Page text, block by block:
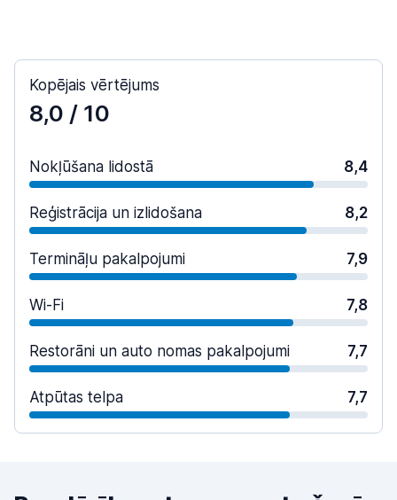
Kopējais vērtējums
8,0 / 10
Nokļūšana lidostā 8,4
Reģistrācija un izlidošana 8,2
Termināļu pakalpojumi 7,9
Wi-Fi 7,8
Restorāni un auto nomas pakalpojumi 7,7
Atpūtas telpa 7,7